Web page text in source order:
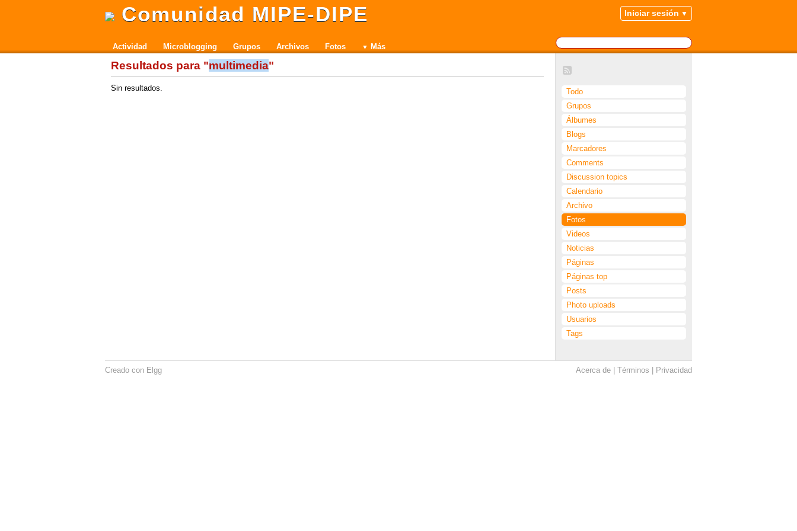
Comunidad MIPE-DIPE Iniciar sesión
Actividad Microblogging Grupos Archivos Fotos Más
Todo
Grupos
Álbumes
Blogs
Marcadores
Comments
Discussion topics
Calendario
Archivo
Fotos
Videos
Noticias
Páginas
Páginas top
Posts
Photo uploads
Usuarios
Tags
Resultados para "multimedia"
Sin resultados.
Acerca de Términos Privacidad
Creado con Elgg